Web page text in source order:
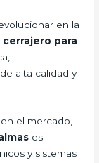
en la
cerrajero para
alta calidad y
el mercado,
es
y sistemas